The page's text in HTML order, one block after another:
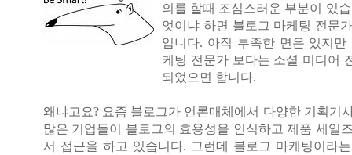
의를 할때 조심스러운 부분이 있
엇이냐 하면 블로그 마케팅 전문
입니다. 아직 부족한 면은 있지
케팅 전문가 보다는 소셜 미디어
되었으면 합니다.
왜냐고요? 요즘 블로그가 언론매체에서 다양한 기획기
많은 기업들이 블로그의 효용성을 인식하고 제품 세일
서 접근을 하고 있습니다. 그런데 블로그 마케팅이라